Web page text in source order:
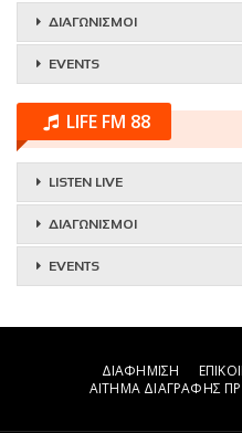
ΔΙΑΓΩΝΙΣΜΟΙ
EVENTS
LIFE FM 88
LISTEN LIVE
ΔΙΑΓΩΝΙΣΜΟΙ
EVENTS
ΔΙΑΦΗΜΙΣΗ
ΑΙΤΗΜΑ ΔΙΑΓΡΑΦΗΣ